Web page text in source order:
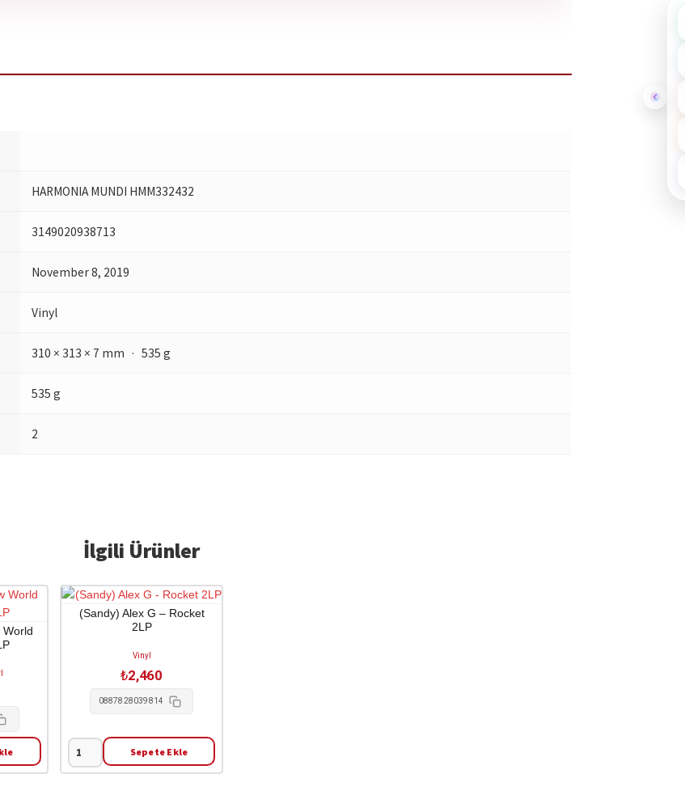
HARMONIA MUNDI HMM332432
3149020938713
November 8, 2019
Vinyl
310 × 313 × 7 mm · 535 g
535 g
2
İlgili Ürünler
(Sandy) Alex G – Rocket
2LP
Vinyl
₺2,460
0887828039814
(Sandy)
Alex
Sepete Ekle